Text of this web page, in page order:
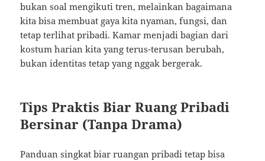
bukan soal mengikuti tren, melainkan bagaimana
kita bisa membuat gaya kita nyaman, fungsi, dan
tetap terlihat pribadi. Kamar menjadi bagian dari
kostum harian kita yang terus-terusan berubah,
bukan identitas tetap yang nggak bergerak.
Tips Praktis Biar Ruang Pribadi
Bersinar (Tanpa Drama)
Panduan singkat biar ruangan pribadi tetap bisa